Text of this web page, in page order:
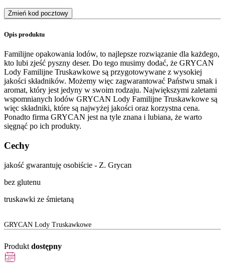
Zmień kod pocztowy
Opis produktu
Familijne opakowania lodów, to najlepsze rozwiązanie dla każdego,
kto lubi zjeść pyszny deser. Do tego musimy dodać, że GRYCAN
Lody Familijne Truskawkowe są przygotowywane z wysokiej
jakości składników. Możemy więc zagwarantować Państwu smak i
aromat, który jest jedyny w swoim rodzaju. Największymi zaletami
wspomnianych lodów GRYCAN Lody Familijne Truskawkowe są
więc składniki, które są najwyżej jakości oraz korzystna cena.
Ponadto firma GRYCAN jest na tyle znana i lubiana, że warto
sięgnąć po ich produkty.
Cechy
jakość gwarantuję osobiście - Z. Grycan
bez glutenu
truskawki ze śmietaną
GRYCAN Lody Truskawkowe
Produkt dostępny